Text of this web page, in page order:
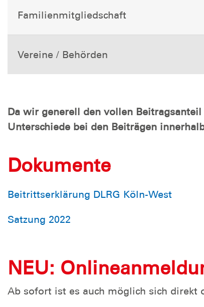
Familienmitgliedschaft
Vereine / Behörden
Da wir generell den vollen
Unterschiede bei den Beiträgen
Dokumente
Beitrittserklärung DLRG Köln-West
Satzung 2022
NEU:
Ab sofort ist es auch möglich sich direkt